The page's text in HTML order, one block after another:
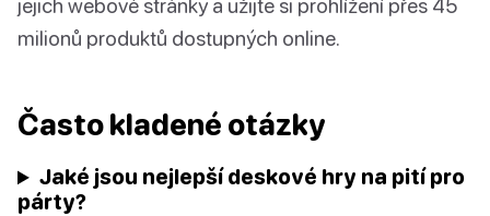
jejich webové stránky a užijte si prohlížení přes 45
milionů produktů dostupných online.
Často kladené otázky
Jaké jsou nejlepší deskové hry na pití pro
párty?